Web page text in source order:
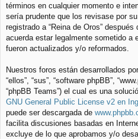
términos en cualquier momento e
sería prudente que los revisase por
registrado a “Reina de Oros”
acuerda estar legalmente sometido a
fueron actualizados y/o reformados.
Nuestros foros están desarrollados
“ellos”, “sus”, “software phpBB”,
“phpBB Teams”) el cual es una
GNU General Public License v2 en
puede ser descargada de
facilita discusiones basadas en
excluye de lo que aprobamos y/o